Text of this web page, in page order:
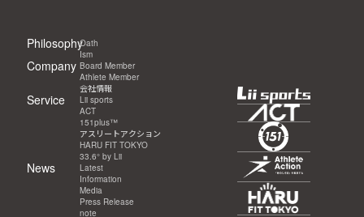
PhilosophyOath
Ism
Company Board Member
Athlete Member
会社情報
Service
Lii sports
ACT
151plus™
アスリートアクション
HARU FIT TOKYO
33.6° by Lii
News
Latest
Information
Media
Press Release
note